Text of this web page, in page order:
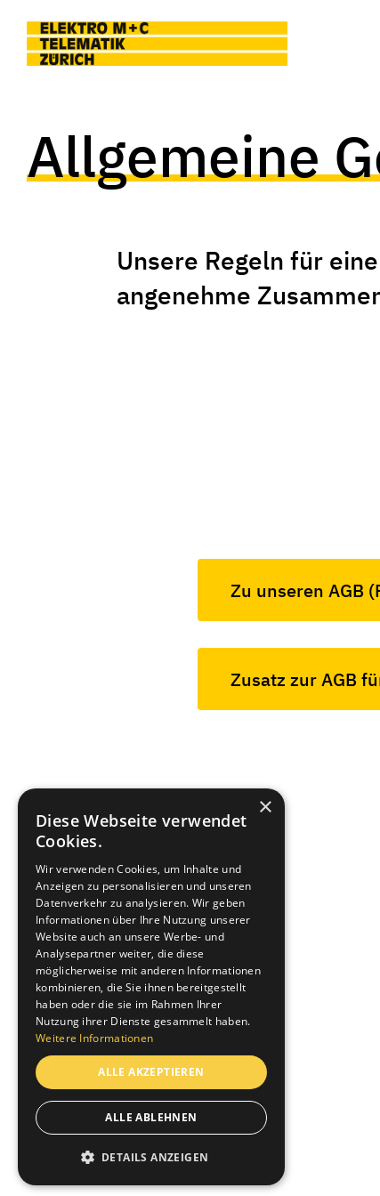
Allgemeine
Unsere Regeln für eine
angenehme
Zu unseren AGB
Zusatz zur AGB
Elektro M + C Zürich AG
Augustinergasse 52, 8001 Zürich
+41 44 222 11 11
info@elektro-mc.ch
×
Diese Webseite verwendet
Cookies.
Wir verwenden Cookies, um Inhalte und
Anzeigen zu personalisieren und unseren
Datenverkehr zu analysieren. Wir geben
Informationen über Ihre Nutzung unserer
Website auch an unsere Werbe- und
Analysepartner weiter, die diese
möglicherweise mit anderen Informationen
kombinieren, die Sie ihnen bereitgestellt
haben oder die sie im Rahmen Ihrer
Nutzung ihrer Dienste gesammelt haben.
Weitere Informationen
ALLE AKZEPTIEREN
ALLE ABLEHNEN
DETAILS ANZEIGEN